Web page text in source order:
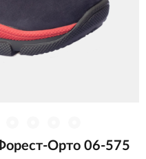
Орто 06-575